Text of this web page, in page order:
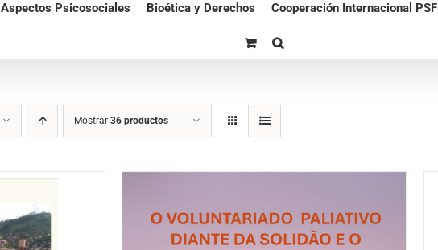
Aspectos Psicosociales Bioética y Derechos Cooperación Internacional PSF
Mostrar 36 productos